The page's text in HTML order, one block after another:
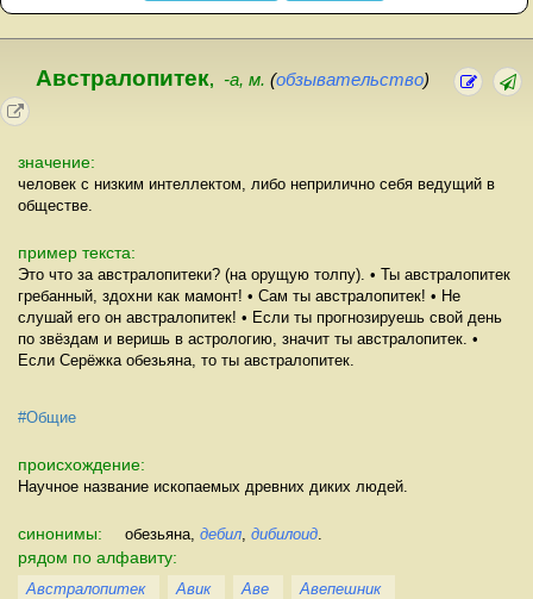
Австралопитек, -а, м. (обзывательство)
значение:
человек с низким интеллектом, либо неприлично себя ведущий в
обществе.
пример текста:
Это что за австралопитеки? (на орущую толпу). • Ты австралопитек
гребанный, здохни как мамонт! • Сам ты австралопитек! • Не
слушай его он австралопитек! • Если ты прогнозируешь свой день
по звёздам и веришь в астрологию, значит ты австралопитек. •
Если Серёжка обезьяна, то ты австралопитек.
#Общие
происхождение:
Научное название ископаемых древних диких людей.
синонимы: обезьяна, дебил дибилоид
рядом по алфавиту:
Австралопитек Авик Аве
Авепешник